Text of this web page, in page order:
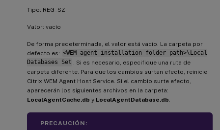
Tipo: REG_SZ
Valor: vacío
De forma predeterminada, el valor está vacío. La carpeta por
defecto es: <WEM agent installation folder path>\Local
Databases Set
. Si es necesario, especifique una ruta de
carpeta diferente. Para que los cambios surtan efecto, reinicie
Citrix WEM Agent Host Service. Si el cambio surte efecto,
aparecerán los siguientes archivos en la carpeta:
LocalAgentCache.db y LocalAgentDatabase.db
PRECAUCIÓN: